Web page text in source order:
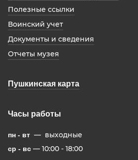
Полезные ссылки
Воинский учет
Документы и сведения
Отчеты музея
Пушкинская карта
Часы работы
пн - вт — выходные
ср - вс — 10:00 - 18:00